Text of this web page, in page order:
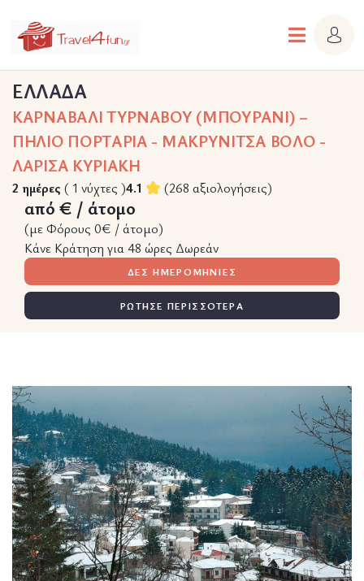
ΕΛΛΑΔΑ
ΚΑΡΝΑΒΑΛΙ ΤΥΡΝΑΒΟΥ (ΜΠΟΥΡΑΝΙ) –
ΠΗΛΙΟ ΠΟΡΤΑΡΙΑ - ΜΑΚΡΥΝΙΤΣΑ ΒΟΛΟ -
ΛΑΡΙΣΑ ΚΥΡΙΑΚΗ
2 ημέρες ( 1 νύχτες )4.1 (268 αξιολογήσεις)
από € / άτομο
(με Φόρους 0€ / άτομο)
Κάνε Κράτηση για 48 ώρες Δωρεάν
ΔΕΣ ΗΜΕΡΟΜΗΝΙΕΣ
ΡΩΤΗΣΕ ΠΕΡΙΣΣΟΤΕΡΑ